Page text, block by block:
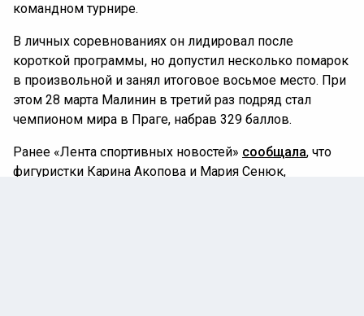
командном турнире.
В личных соревнованиях он лидировал после
короткой программы, но допустил несколько помарок
в произвольной и занял итоговое восьмое место. При
этом 28 марта Малинин в третий раз подряд стал
чемпионом мира в Праге, набрав 329 баллов.
Ранее «Лента спортивных новостей» сообщала, что
фигуристки Карина Акопова и Мария Сенюк,